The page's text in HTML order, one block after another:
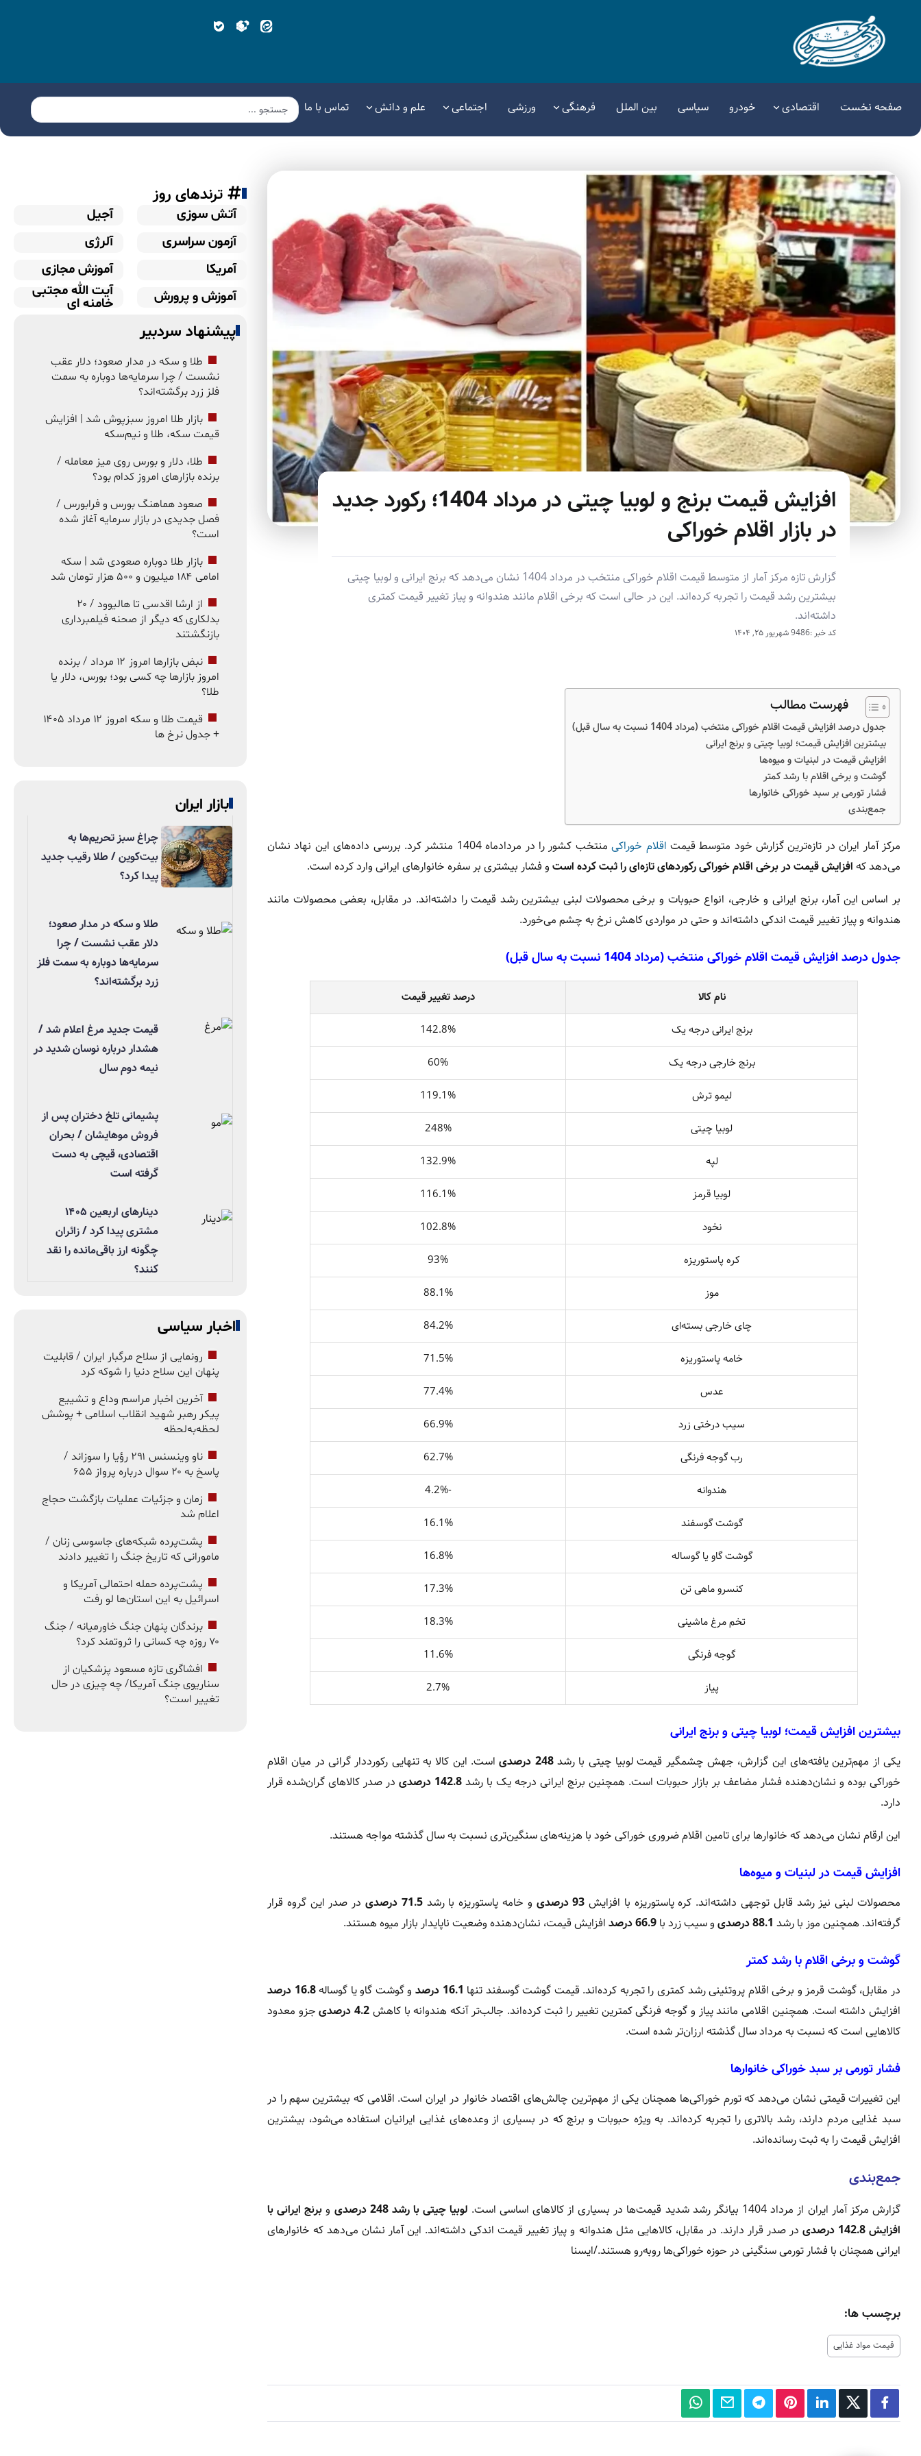
صفحه نخست اقتصادی خودرو سیاسی بین الملل فرهنگی ورزشی اجتماعی علم و دانش تماس با ما
افزایش قیمت برنج و لوبیا چیتی در مرداد 1404؛ رکورد جدید
در بازار اقلام خوراکی
گزارش تازه مرکز آمار از متوسط قیمت اقلام خوراکی منتخب در مرداد 1404 نشان می‌دهد که برنج ایرانی و لوبیا چیتی
بیشترین رشد قیمت را تجربه کرده‌اند. این در حالی است که برخی اقلام مانند هندوانه و پیاز تغییر قیمت کمتری
داشته‌اند.
کد خبر :9486 شهریور ۲۵, ۱۴۰۴
فهرست مطالب
جدول درصد افزایش قیمت اقلام خوراکی منتخب (مرداد 1404 نسبت به سال قبل)
بیشترین افزایش قیمت؛ لوبیا چیتی و برنج ایرانی
افزایش قیمت در لبنیات و میوه‌ها
گوشت و برخی اقلام با رشد کمتر
فشار تورمی بر سبد خوراکی خانوارها
جمع‌بندی
مرکز آمار ایران در تازه‌ترین گزارش خود متوسط قیمت اقلام خوراکی
منتخب کشور را در مردادماه 1404 منتشر کرد. بررسی داده‌های این نهاد نشان
می‌دهد که افزایش قیمت در برخی اقلام خوراکی رکوردهای تازه‌ای را ثبت کرده است و فشار بیشتری بر سفره خانوارهای ایرانی وارد کرده است.
بر اساس این آمار، برنج ایرانی و خارجی، انواع حبوبات و برخی محصولات لبنی بیشترین رشد قیمت را داشته‌اند. در مقابل، بعضی محصولات مانند
هندوانه و پیاز تغییر قیمت اندکی داشته‌اند و حتی در مواردی کاهش نرخ به چشم می‌خورد.
جدول درصد افزایش قیمت اقلام خوراکی منتخب (مرداد 1404 نسبت به سال قبل)
نام کالا
درصد تغییر قیمت
برنج ایرانی درجه یک
142.8%
برنج خارجی درجه یک
60%
لیمو ترش
119.1%
لوبیا چیتی
248%
لپه
132.9%
لوبیا قرمز
116.1%
نخود
102.8%
کره پاستوریزه
93%
موز
88.1%
چای خارجی بسته‌ای
84.2%
خامه پاستوریزه
71.5%
عدس
77.4%
سیب درختی زرد
66.9%
رب گوجه فرنگی
62.7%
هندوانه
-4.2%
گوشت گوسفند
16.1%
گوشت گاو یا گوساله
16.8%
کنسرو ماهی تن
17.3%
تخم مرغ ماشینی
18.3%
گوجه فرنگی
11.6%
پیاز
2.7%
بیشترین افزایش قیمت؛ لوبیا چیتی و برنج ایرانی
یکی از مهم‌ترین یافته‌های این گزارش، جهش چشمگیر قیمت لوبیا چیتی با رشد248 درصدی
است. این کالا به تنهایی رکورددار گرانی در میان اقلام
خوراکی بوده و نشان‌دهنده فشار مضاعف بر بازار حبوبات است. همچنین برنج ایرانی درجه یک با رشد 142.8 درصدی
در صدر کالاهای گران‌شده قرار
دارد.
این ارقام نشان می‌دهد که خانوارها برای تامین اقلام ضروری خوراکی خود با هزینه‌های سنگین‌تری نسبت به سال گذشته مواجه هستند.
افزایش قیمت در لبنیات و میوه‌ها
محصولات لبنی نیز رشد قابل توجهی داشته‌اند. کره پاستوریزه با افزایش 93 درصدی و خامه پاستوریزه با رشد71.5 درصدی
در صدر این گروه قرار
گرفته‌اند. همچنین موز با رشد 88.1 درصدی و سیب زرد با 66.9 درصد افزایش قیمت، نشان‌دهنده وضعیت ناپایدار بازار میوه هستند.
گوشت و برخی اقلام با رشد کمتر
در مقابل، گوشت قرمز و برخی اقلام پروتئینی رشد کمتری را تجربه کرده‌اند. قیمت گوشت گوسفند تنها 16.1 درصد و گوشت گاو یا گوساله16.8 درصد
افزایش داشته است. همچنین اقلامی مانند پیاز و گوجه فرنگی کمترین تغییر را ثبت کرده‌اند. جالب‌تر آنکه هندوانه با کاهش 4.2 درصدی
جزو معدود
کالاهایی است که نسبت به مرداد سال گذشته ارزان‌تر شده است.
فشار تورمی بر سبد خوراکی خانوارها
این تغییرات قیمتی نشان می‌دهد که تورم خوراکی‌ها همچنان یکی از مهم‌ترین چالش‌های اقتصاد خانوار در ایران است. اقلامی که بیشترین سهم را در
سبد غذایی مردم دارند، رشد بالاتری را تجربه کرده‌اند. به ویژه حبوبات و برنج که در بسیاری از وعده‌های غذایی ایرانیان استفاده می‌شود، بیشترین
افزایش قیمت را به ثبت رسانده‌اند.
جمع‌بندی
گزارش مرکز آمار ایران از مرداد 1404 بیانگر رشد شدید قیمت‌ها در بسیاری از کالاهای اساسی است. لوبیا چیتی با رشد 248 درصدی و برنج ایرانی با
افزایش 142.8 درصدی
در صدر قرار دارند. در مقابل، کالاهایی مثل هندوانه و پیاز تغییر قیمت اندکی داشته‌اند. این آمار نشان می‌دهد که خانوارهای
ایرانی همچنان با فشار تورمی سنگینی در حوزه خوراکی‌ها روبه‌رو هستند./ایسنا
برچسب ها:
قیمت مواد غذایی
ترندهای روز
آتش سوزی
آجیل
آزمون سراسری
آلرژی
آمریکا
آموزش مجازی
آموزش و پرورش
آیت الله مجتبی
خامنه ای
پیشنهاد سردبیر
طلا و سکه در مدار صعود؛ دلار عقب
نشست / چرا سرمایه‌ها دوباره به سمت
فلز زرد برگشته‌اند؟
بازار طلا امروز سبزپوش شد | افزایش
قیمت سکه، طلا و نیم‌سکه
طلا، دلار و بورس روی میز معامله /
برنده بازارهای امروز کدام بود؟
صعود هماهنگ بورس و فرابورس /
فصل جدیدی در بازار سرمایه آغاز شده
است؟
بازار طلا دوباره صعودی شد | سکه
امامی ۱۸۴ میلیون و ۵۰۰ هزار تومان شد
از ارشا اقدسی تا هالیوود / ۲۰
بدلکاری که دیگر از صحنه فیلمبرداری
بازنگشتند
نبض بازارها امروز ۱۲ مرداد / برنده
امروز بازارها چه کسی بود؛ بورس، دلار یا
طلا؟
قیمت طلا و سکه امروز ۱۲ مرداد ۱۴۰۵
+ جدول نرخ ها
بازار ایران
چراغ سبز تحریم‌ها به
بیت‌کوین / طلا رقیب جدید
پیدا کرد؟
طلا و سکه در مدار صعود؛
دلار عقب نشست / چرا
سرمایه‌ها دوباره به سمت فلز
زرد برگشته‌اند؟
قیمت جدید مرغ اعلام شد /
هشدار درباره نوسان شدید در
نیمه دوم سال
پشیمانی تلخ دختران پس از
فروش موهایشان / بحران
اقتصادی، قیچی به دست
گرفته است
دینارهای اربعین ۱۴۰۵
مشتری پیدا کرد / زائران
چگونه ارز باقی‌مانده را نقد
کنند؟
اخبار سیاسی
رونمایی از سلاح مرگبار ایران / قابلیت
پنهان این سلاح دنیا را شوکه کرد
آخرین اخبار مراسم وداع و تشییع
پیکر رهبر شهید انقلاب اسلامی + پوشش
لحظه‌به‌لحظه
ناو وینسنس ۲۹۱ رؤیا را سوزاند /
پاسخ به ۲۰ سوال درباره پرواز ۶۵۵
زمان و جزئیات عملیات بازگشت حجاج
اعلام شد
پشت‌پرده شبکه‌های جاسوسی زنان /
مامورانی که تاریخ جنگ را تغییر دادند
پشت‌پرده حمله احتمالی آمریکا و
اسرائیل به این استان‌ها لو رفت
برندگان پنهان جنگ خاورمیانه / جنگ
۷۰ روزه چه کسانی را ثروتمند کرد؟
افشاگری تازه مسعود پزشکیان از
سناریوی جنگ آمریکا/ چه چیزی در حال
تغییر است؟